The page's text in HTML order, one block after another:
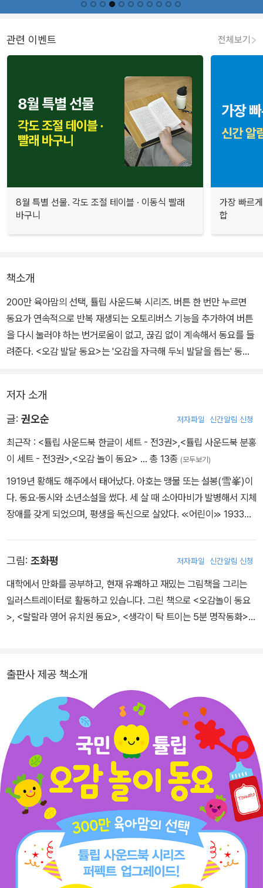
관련 이벤트 전체보기
8월 특별 선물. 각도 조절 테이블 · 이동식 빨래
바구니
가장 빠르
합
책소개
200만 육아맘의 선택, 튤립 사운드북 시리즈. 버튼 한 번만 누르면
동요가 연속적으로 반복 재생되는 오토리버스 기능을 추가하여 버튼
을 다시 눌러야 하는 번거로움이 없고, 끊김 없이 계속해서 동요를 들
려준다. <오감 발달 동요>는 '오감을 자극해 두뇌 발달을 돕는' 동요
방울 소리와 토마토의 색깔, 솜사탕의 맛 등 감각을 자극하는 동요를
반복해서 부르면 오감 발달에 도움이 된다. 또한 곡에 따라 5개의 다
들어 소리가 나는 것은 인과관계를 연결짓는 사고력 형성에도 도움을
준다.
저자 소개
글: 권오순 저자파일 신간알림 신청
최근작 : <튤립 사운드북 한글이 세트 - 전3권>,<튤립 사운드북 분홍
이 세트 - 전3권>,<오감 놀이 동요> … 총 13종 (모두보기)
1919년 황해도 해주에서 태어났다. 아호는 맹물 또는 설봉(雪峯)이
다. 동요·동시와 소년소설을 썼다. 세 살 때 소아마비가 발병해서 지체
장애를 갖게 되었으며, 평생을 독신으로 살았다. ≪어린이≫ 1933년
호숫길≫, 수기 ≪꽃숲 속의 오두막집≫, 글 모음집 ≪조각달처럼≫
등이 있다. 1997년 타계했다. 사후에 ‘구슬비’ 노래비가 충주댐 호수
공원에 세워졌다.
그림: 조화평 저자파일 신간알림 신청
대학에서 만화를 공부하고, 현재 유쾌하고 재밌는 그림책을 그리는
일러스트레이터로 활동하고 있습니다. 그린 책으로 <오감놀이 동요
>, <랄랄라 영어 유치원 동요>, <생각이 탁 트이는 5분 명작동화>
출판사 제공 책소개